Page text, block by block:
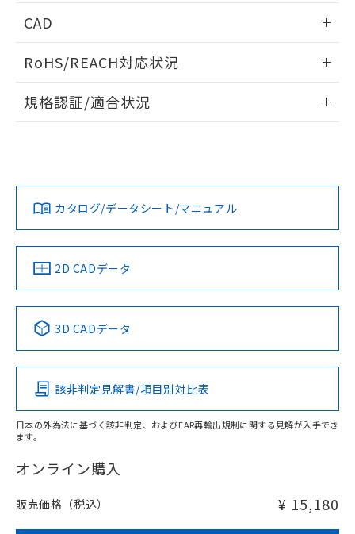
タイムチャート
A: 150mm以上、B: 90mm以上
周囲金属の影響
上、n: 90mm以上
検出物体の大きさと材質による影響
検出領域
CAD
ドすることができます。
ログイン/会員登録
ダウンロードデータをご利用いただく前に、以下を必ずお読
みください。
ソフトウェアの使用条件
RoHS/REACH対応状況
EU RoHS 注意事項・凡例
対応済み
中国 RoHS 注意事項・凡例
Pb Hg Cd Cr(VI)
O
在庫等で未対応品が混在する可能性があります。
問い合わせください。
規格認証/適合状況
LR型式承認
（イギリス
船舶規格）
DNV型式承認
（ノルウェー
BV型式承認
（フランス
KR型式
（韓国
No No No No
この製品の規格認証/適合状況ページへ
その他の認証はこちらのページからご検索ください
カタログ/データシート/マニュアル
2D CADデータ
3D CADデータ
該非判定見解書/項目別対比表
日本の外為法に基づく該非判定、およびEAR再輸出規制に関する見解が入手でき
ます。
オンライン購入
販売価格（税込） ¥ 15,180